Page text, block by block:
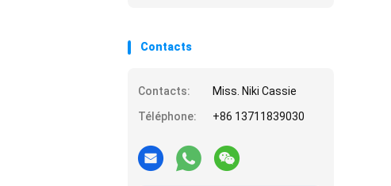
Contacts
Contacts:
Miss. Niki Cassie
Téléphone:
+86 13711839030